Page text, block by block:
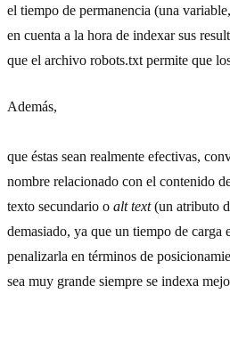
el tiempo de permanencia (una
en cuenta a la hora de indexar sus
que el archivo robots.txt permite que
Además,
que éstas sean realmente efectivas,
nombre relacionado con el contenido
texto secundario o alt text(un atributo
demasiado, ya que un tiempo de carga
penalizarla en términos de
sea muy grande siempre se indexa